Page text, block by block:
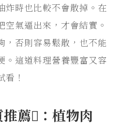
炸時也比較不會散掉。在
空氣逼出來，才會結實。
，否則容易鬆散，也不能
。這道料理營養豐富又容
！
薦：植物肉